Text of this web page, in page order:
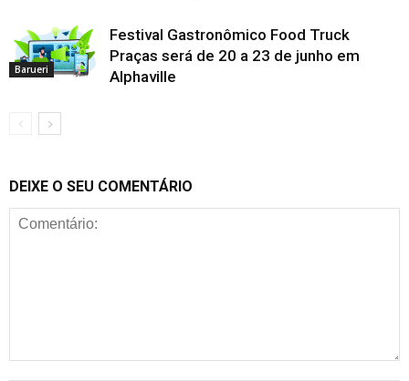
Barueri
Festival Gastronômico Food Truck
Praças será de 20 a 23 de junho em
Alphaville
DEIXE O SEU COMENTÁRIO